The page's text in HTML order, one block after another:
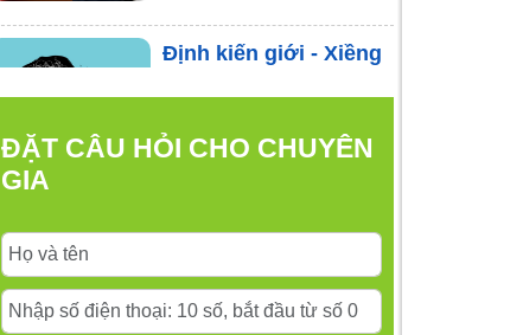
Định kiến giới - Xiềng
bệnh
xúc thường gặp ở
bệnh nhân sau tai
ĐẶT CÂU HỎI CHO CHUYÊN
GIA